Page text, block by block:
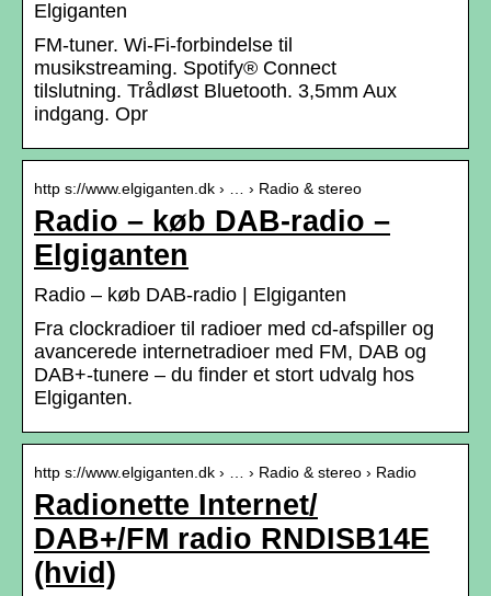
Elgiganten
FM-tuner. Wi-Fi-forbindelse til
musikstreaming. Spotify® Connect
tilslutning. Trådløst Bluetooth. 3,5mm Aux
indgang. Opr
http s://www.elgiganten.dk › … › Radio & stereo
Radio – køb DAB-radio –
Elgiganten
Radio – køb DAB-radio | Elgiganten
Fra clockradioer til radioer med cd-afspiller og
avancerede internetradioer med FM, DAB og
DAB+-tunere – du finder et stort udvalg hos
Elgiganten.
http s://www.elgiganten.dk › … › Radio & stereo › Radio
Radionette Internet/
DAB+/FM radio RNDISB14E
(hvid)